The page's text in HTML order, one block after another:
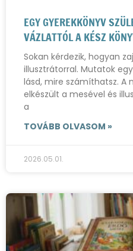
EGY GYEREKKÖNYV
VÁZLATTÓL A KÉSZ
Sokan kérdezik, hogyan
illusztrátorral. Mutatok
lásd, mire számíthatsz. A
elkészült a mesével és
a
TOVÁBB OLVASOM »
2026.05.01.